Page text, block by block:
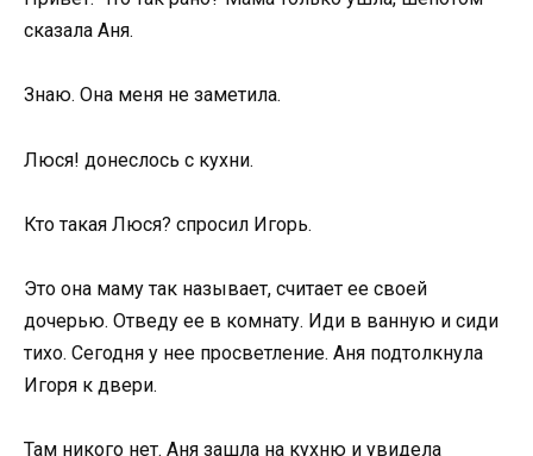
сказала Аня.
Знаю. Она меня не заметила.
Люся! донеслось с кухни.
Кто такая Люся? спросил Игорь.
Это она маму так называет, считает ее своей
дочерью. Отведу ее в комнату. Иди в ванную и сиди
тихо. Сегодня у нее просветление. Аня подтолкнула
Игоря к двери.
Там никого нет. Аня зашла на кухню и увидела